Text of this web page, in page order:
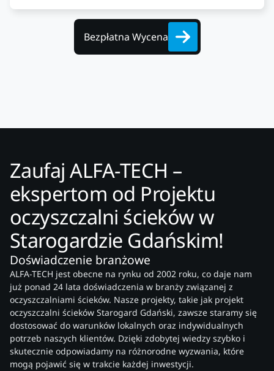
Bezpłatna Wycena
Zaufaj ALFA-TECH –
ekspertom od Projektu
oczyszczalni ścieków w
Starogardzie Gdańskim!
Doświadczenie branżowe
ALFA-TECH jest obecne na rynku od 2002 roku, co daje nam
już ponad 24 lata doświadczenia w branży związanej z
oczyszczalniami ścieków. Nasze projekty, takie jak projekt
oczyszczalni ścieków Starogard Gdański, zawsze staramy się
dostosować do warunków lokalnych oraz indywidualnych
potrzeb naszych klientów. Dzięki zdobytej wiedzy szybko i
skutecznie odpowiadamy na różnorodne wyzwania, które
mogą pojawić się w trakcie każdej inwestycji.